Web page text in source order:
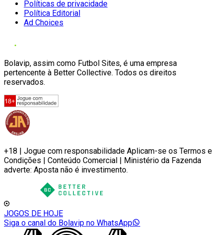
Políticas de privacidade
Política Editorial
Ad Choices
Bolavip, assim como Futbol Sites, é uma empresa
pertencente à Better Collective. Todos os direitos
reservados.
+18 | Jogue com responsabilidade Aplicam-se os Termos e
Condições | Conteúdo Comercial | Ministério da Fazenda
adverte: Aposta não é investimento.
JOGOS DE HOJE
Siga o canal do Bolavip no WhatsApp